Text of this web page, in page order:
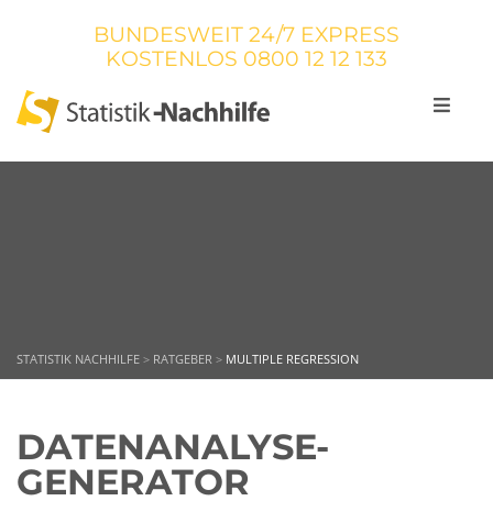
BUNDESWEIT 24/7 EXPRESS
KOSTENLOS 0800 12 12 133
STATISTIK NACHHILFE > RATGEBER > MULTIPLE REGRESSION
DATENANALYSE-
GENERATOR